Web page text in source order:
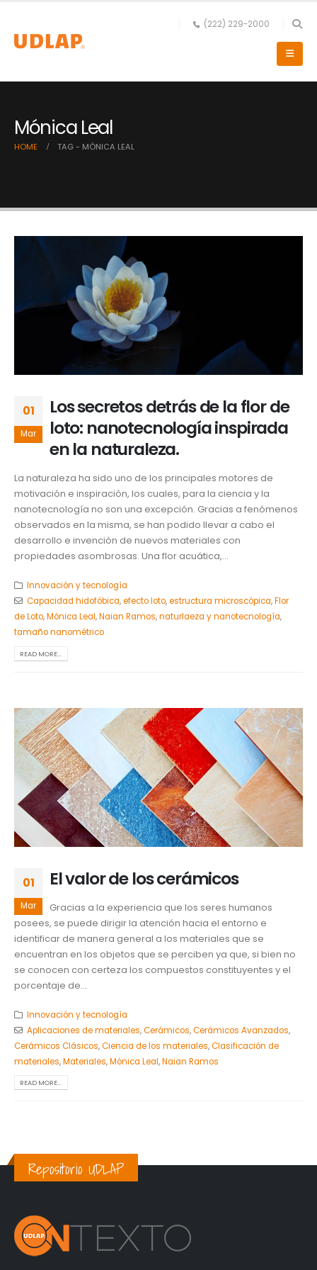
(222) 229-2000
Mónica Leal
HOME TAG - MÓNICA LEAL
01
Mar
Los secretos detrás de la flor de
loto: nanotecnología inspirada
en la naturaleza.
La naturaleza ha sido uno de los principales motores de
motivación e inspiración, los cuales, para la ciencia y la
nanotecnología no son una excepción. Gracias a fenómenos
observados en la misma, se han podido llevar a cabo el
desarrollo e invención de nuevos materiales con
propiedades asombrosas. Una flor acuática,...
Innovación y tecnología
Capacidad hidofóbica,efecto loto,estructura microscópica,Flor
de Loto,Mónica Leal,Naian Ramos,naturlaeza y nanotecnología,
tamaño nanométrico
READ MORE...
01
Mar
El valor de los cerámicos
Gracias a la experiencia que los seres humanos
posees, se puede dirigir la atención hacia el entorno e
identificar de manera general a los materiales que se
encuentran en los objetos que se perciben ya que, si bien no
se conocen con certeza los compuestos constituyentes y el
porcentaje de...
Innovación y tecnología
Aplicaciones de materiales,Cerámicos,Cerámicos Avanzados,
Cerámicos Clásicos,Ciencia de los materiales,Clasificación de
materiales,Materiales,Mónica Leal,Naian Ramos
READ MORE...
Repositorio UDLAP